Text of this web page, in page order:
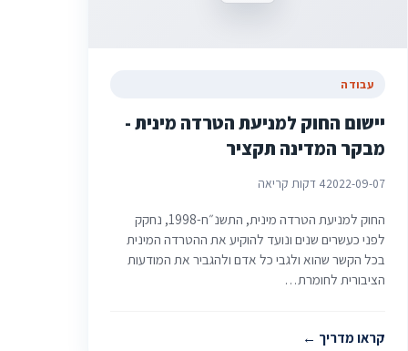
עבודה
יישום החוק למניעת הטרדה מינית -
מבקר המדינה תקציר
2022-09-074 דקות קריאה
החוק למניעת הטרדה מינית, התשנ״ח-1998, נחקק
לפני כעשרים שנים ונועד להוקיע את ההטרדה המינית
בכל הקשר שהוא ולגבי כל אדם ולהגביר את המודעות
הציבורית לחומרת…
קראו מדריך